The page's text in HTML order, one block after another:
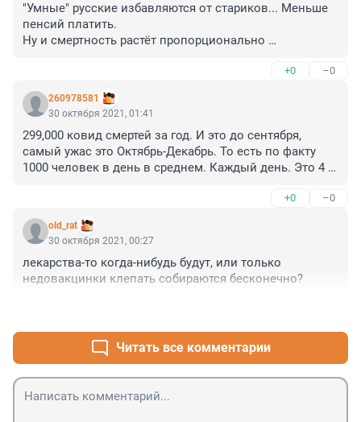
"Умные" русские избавляются от стариков... Меньше
пенсий платить.
Ну и смертность растёт пропорционально
+0 –0
260978581
30 октября 2021, 01:41
299,000 ковид смертей за год. И это до сентября,
самый ужас это Октябрь-Декабрь. То есть по факту
1000 человек в день в среднем. Каждый день. Это 4
чтобы вы сделали с авиацией если бы каждый день
разбивалось 4 самолета?
+0 –0
old_rat
30 октября 2021, 00:27
лекарства-то когда-нибудь будут, или только
недовакцинки клепать собираются бесконечно?
Читать все комментарии